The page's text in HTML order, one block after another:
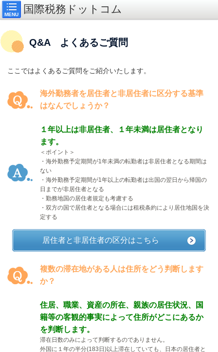
MENU 国際税務ドットコム
Q&A よくあるご質問
ここではよくあるご質問をご紹介いたします。
海外勤務者を居住者と非居住者に区分する基準
はなんでしょうか？
１年以上は非居住者、１年未満は居住者となり
ます。
＜ポイント＞
・海外勤務予定期間が1年未満の転勤者は非居住者となる期間は
ない
・海外勤務予定期間が1年以上の転勤者は出国の翌日から帰国の
日までが非居住者となる
・勤務地国の居住者規定も考慮する
・双方の国で居住者となる場合には租税条約により居住地国を決
定する
居住者と非居住者の区分はこちら
複数の滞在地がある人は住所をどう判断します
か？
住居、職業、資産の所在、親族の居住状況、国
籍等の客観的事実によって住所がどこにあるか
を判断します。
滞在日数のみによって判断するのでありません。
外国に１年の半分(183 日 )以上滞在していても、日本の居住者と